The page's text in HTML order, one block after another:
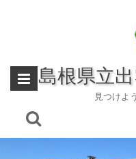
島根県立
見つけよ